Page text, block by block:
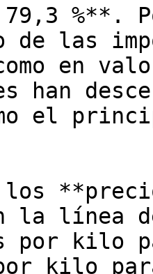
%**.
de las
en
han
el
los
la línea
por kilo
kilo